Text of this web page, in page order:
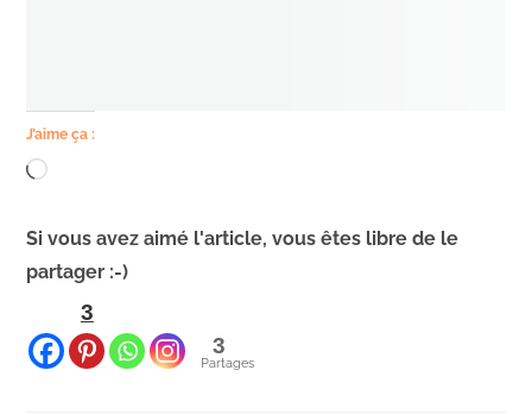
J’aime ça :
Si vous avez aimé l'article, vous êtes libre de le
partager :-)
3
3
Partages